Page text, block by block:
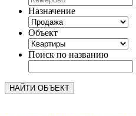
Назначение
Объект
Поиск по названию